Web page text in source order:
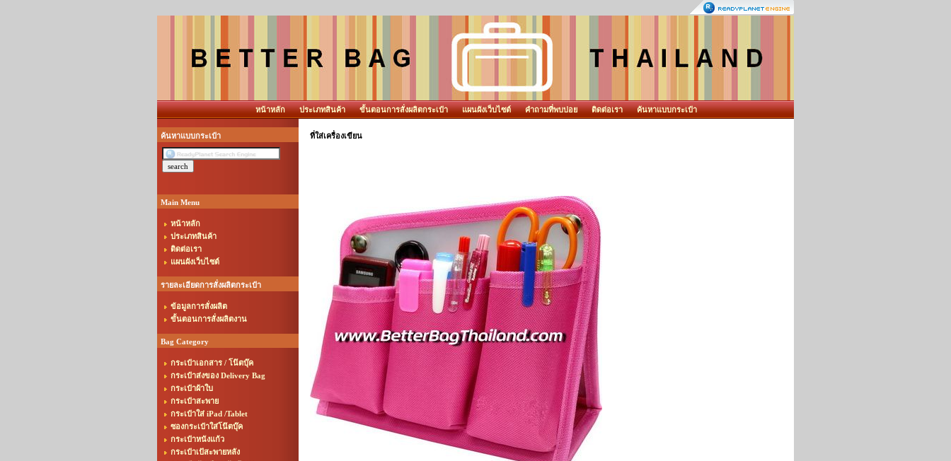
หน้าหลัก ประเภทสินค้า ขั้นตอนการสั่งผลิตกระเป๋า แผนผังเว็บไซต์ คำถามที่พบบ่อย ติดต่อเรา ค้นหาแบบกระเป๋า
ค้นหาแบบกระเป๋า
Main Menu
หน้าหลัก
ประเภทสินค้า
ติดต่อเรา
แผนผังเว็บไซต์
รายละเอียดการสั่งผลิตกระเป๋า
ข้อมูลการสั่งผลิต
ขั้นตอนการสั่งผลิตงาน
Bag Category
กระเป๋าเอกสาร / โน๊ตบุ๊ค
กระเป๋าส่งของ Delivery Bag
กระเป๋าผ้าใบ
กระเป๋าสะพาย
กระเป๋าใส่ iPad /Tablet
ซองกระเป๋าใส่โน๊ตบุ๊ค
กระเป๋าหนังแก้ว
กระเป๋าเป้สะพายหลัง
ที่ใส่เครื่องเขียน